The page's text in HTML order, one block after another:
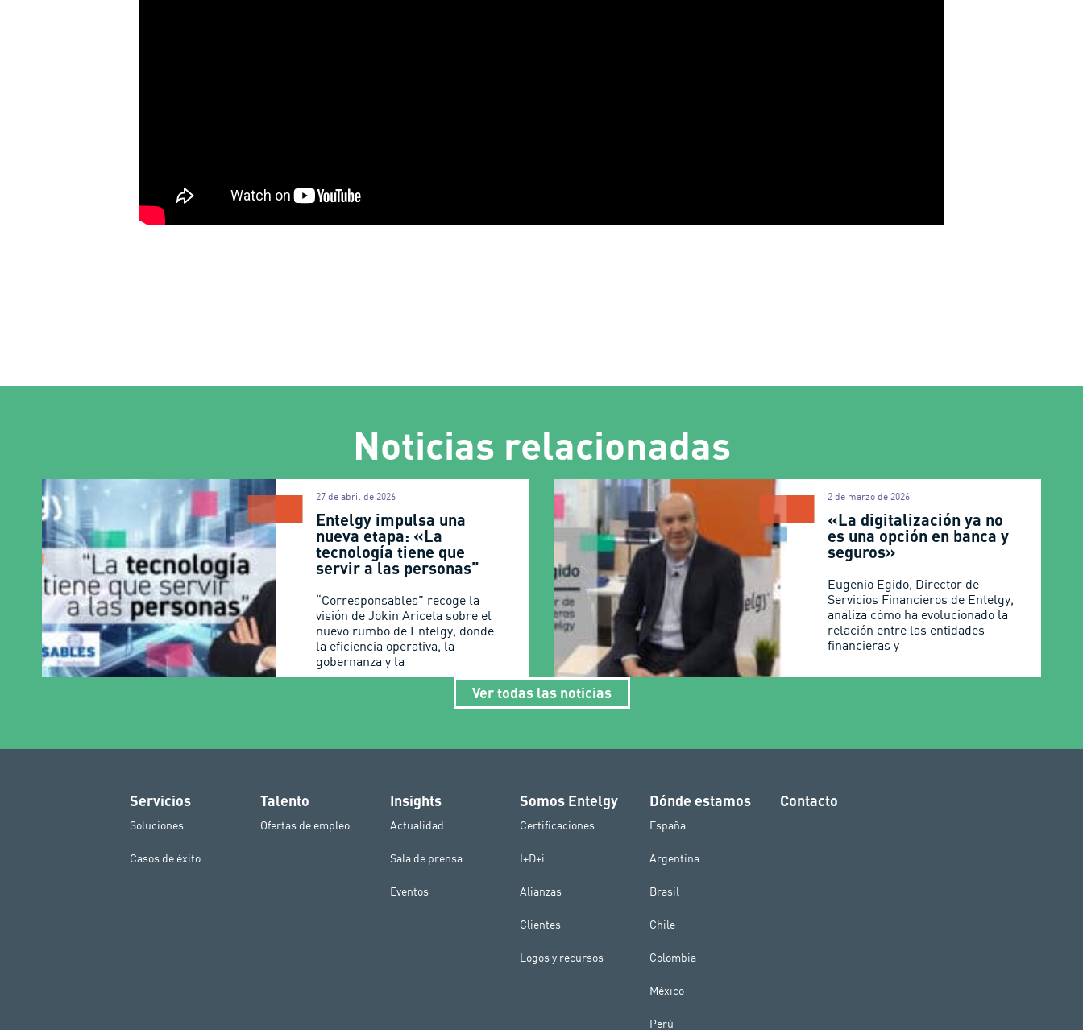
Noticias relacionadas
Entelgy impulsa una
nueva etapa: «La
tecnología tiene que
servir a las personas”
27 de abril de 2026
“Corresponsables” recoge la
visión de Jokin Ariceta sobre el
nuevo rumbo de Entelgy, donde
la eficiencia operativa, la
gobernanza y la
«La digitalización ya no
es una opción en banca y
seguros»
2 de marzo de 2026
Eugenio Egido, Director de
Servicios Financieros de Entelgy,
analiza cómo ha evolucionado la
relación entre las entidades
financieras y
Ver todas las noticias
Servicios
Soluciones
Casos de éxito
Talento
Ofertas de empleo
Insights
Actualidad
Sala de prensa
Eventos
Somos Entelgy
Certificaciones
I+D+i
Alianzas
Clientes
Logos y recursos
Dónde estamos
España
Argentina
Brasil
Chile
Colombia
México
Perú
Contacto